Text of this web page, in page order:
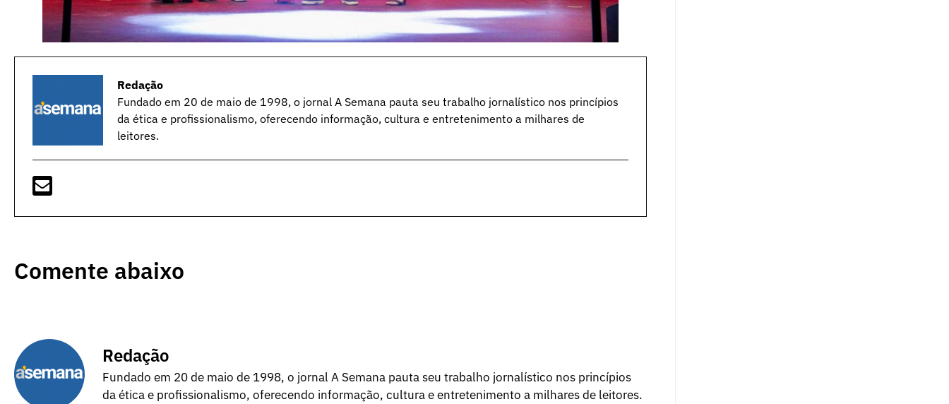
Redação
Fundado em 20 de maio de 1998, o jornal A Semana pauta seu trabalho jornalístico nos princípios
da ética e profissionalismo, oferecendo informação, cultura e entretenimento a milhares de
leitores.
Comente abaixo
Redação
Fundado em 20 de maio de 1998, o jornal A Semana pauta seu trabalho jornalístico nos princípios
da ética e profissionalismo, oferecendo informação, cultura e entretenimento a milhares de leitores.